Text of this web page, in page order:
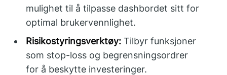
mulighet til å tilpasse dashbordet sitt for
optimal brukervennlighet.
Risikostyringsverktøy: Tilbyr funksjoner
som stop-loss og begrensningsordrer
for å beskytte investeringer.